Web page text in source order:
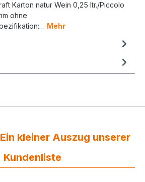
Karton natur Wein 0,25 ltr./Piccolo
ohne
Mehr
kleiner Auszug unserer
Kundenliste